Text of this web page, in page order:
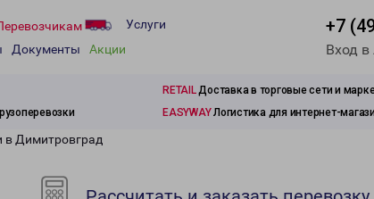
Услуги
Документы Акции
+7
Вход
RETAILДоставка в торговые сети и
EASYWAYЛогистика для интернет-
в Димитровград